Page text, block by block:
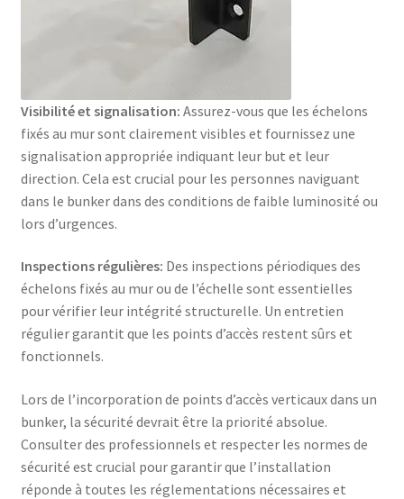
Visibilité et signalisation: Assurez-vous que les échelons
fixés au mur sont clairement visibles et fournissez une
signalisation appropriée indiquant leur but et leur
direction. Cela est crucial pour les personnes naviguant
dans le bunker dans des conditions de faible luminosité ou
lors d’urgences.
Inspections régulières: Des inspections périodiques des
échelons fixés au mur ou de l’échelle sont essentielles
pour vérifier leur intégrité structurelle. Un entretien
régulier garantit que les points d’accès restent sûrs et
fonctionnels.
Lors de l’incorporation de points d’accès verticaux dans un
bunker, la sécurité devrait être la priorité absolue.
Consulter des professionnels et respecter les normes de
sécurité est crucial pour garantir que l’installation
réponde à toutes les réglementations nécessaires et